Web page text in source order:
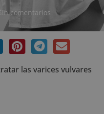
comentarios
las varices vulvares